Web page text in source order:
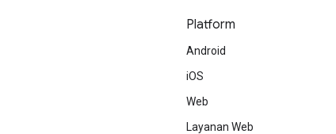
Platform
Android
iOS
Web
Layanan Web